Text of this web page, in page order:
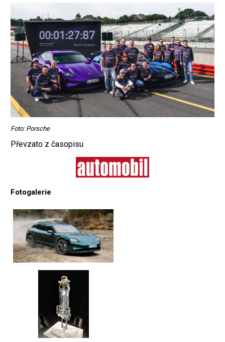
Foto: Porsche
Převzato z časopisu
Fotogalerie